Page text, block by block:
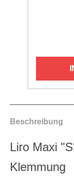
Beschreibung
Liro Maxi
Klemmung